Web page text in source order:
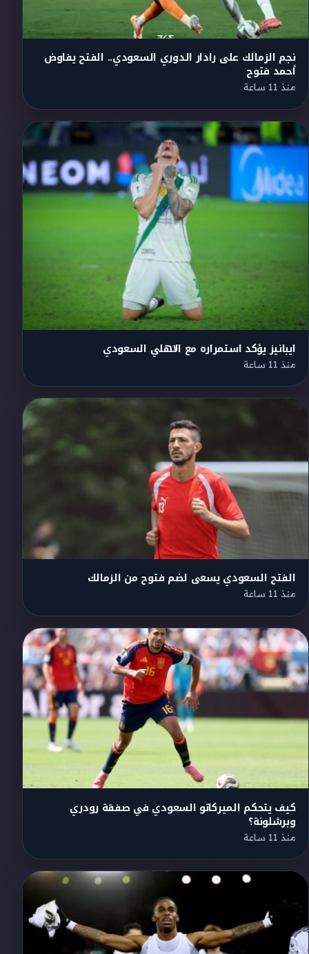
نجم الزمالك على رادار الدوري السعودي.. الفتح يفاوض
أحمد فتوح
منذ 11 ساعة
ايبانيز يؤكد استمراره مع الاهلي السعودي
منذ 11 ساعة
الفتح السعودي يسعى لضم فتوح من الزمالك
منذ 11 ساعة
كيف يتحكم الميركاتو السعودي في صفقة رودري
وبرشلونة؟
منذ 11 ساعة